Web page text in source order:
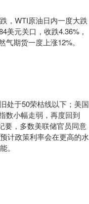
，WTI原油日内一度大跌
美元关口，收跌4.36%，
期货一度上涨12%。
处于50荣枯线以下；美国
数小幅走弱，再度回到
要，多数美联储官员同意
计政策利率会在更高的水
。